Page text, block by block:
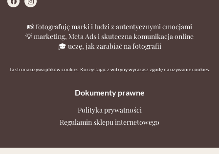
📸 fotografuję marki i ludzi z autentycznymi emocjami
💡 marketing, Meta Ads i skuteczna komunikacja online
🎓 uczę, jak zarabiać na fotografii
Ta strona używa plików cookies. Korzystając z witryny wyrażasz zgodę na używanie cookies.
Dokumenty prawne
Polityka prywatności
Regulamin sklepu internetowego